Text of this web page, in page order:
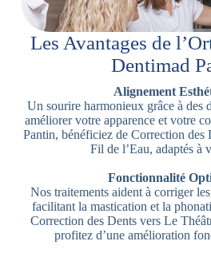
Les Avantages de
Dentimad
Alignement
Un sourire harmonieux grâce à des
améliorer votre apparence et votre
Pantin, bénéficiez de Correction des
Fil de l’Eau, adaptés à
Fonctionnalité
Nos traitements aident à corriger
facilitant la mastication et la
Correction des Dents vers Le
profitez d’une amélioration